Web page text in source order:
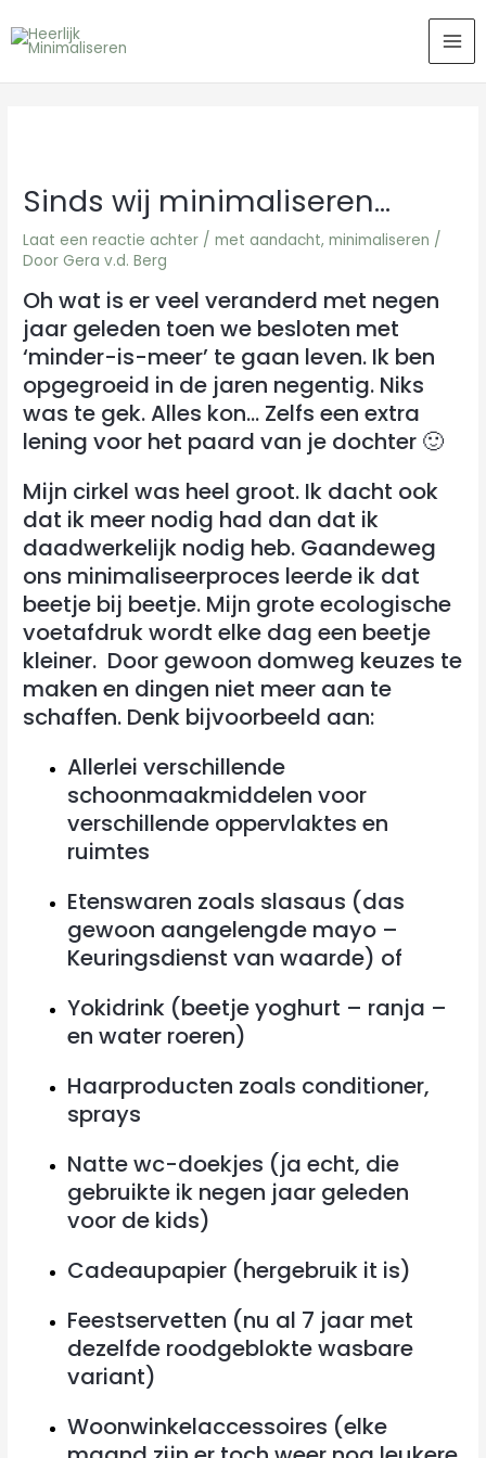
naar
Sinds wij minimaliseren…
Laat een reactie achter /met aandacht,minimaliseren /
Door Gera v.d. Berg
Oh wat is er veel veranderd met negen
jaar geleden toen we besloten met
‘minder-is-meer’ te gaan leven. Ik ben
opgegroeid in de jaren negentig. Niks
was te gek. Alles kon… Zelfs een extra
lening voor het paard van je dochter 🙂
Mijn cirkel was heel groot. Ik dacht ook
dat ik meer nodig had dan dat ik
daadwerkelijk nodig heb. Gaandeweg
ons minimaliseerproces leerde ik dat
beetje bij beetje. Mijn grote ecologische
voetafdruk wordt elke dag een beetje
kleiner. Door gewoon domweg keuzes te
maken en dingen niet meer aan te
schaffen. Denk bijvoorbeeld aan:
Allerlei verschillende
schoonmaakmiddelen voor
verschillende oppervlaktes en
ruimtes
Etenswaren zoals slasaus (das
gewoon aangelengde mayo –
Keuringsdienst van waarde) of
Yokidrink (beetje yoghurt – ranja –
en water roeren)
Haarproducten zoals conditioner,
sprays
Natte wc-doekjes (ja echt, die
gebruikte ik negen jaar geleden
voor de kids)
Cadeaupapier (hergebruik it is)
Feestservetten (nu al 7 jaar met
dezelfde roodgeblokte wasbare
variant)
Woonwinkelaccessoires (elke